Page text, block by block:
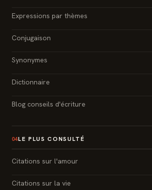
Expressions par thèmes
Conjugaison
Synonymes
Dictionnaire
Blog conseils d'écriture
04LE PLUS CONSULTÉ
Citations sur l'amour
Citations sur la vie